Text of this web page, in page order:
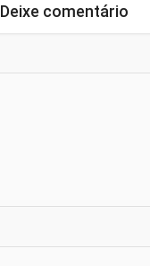
Deixe comentário